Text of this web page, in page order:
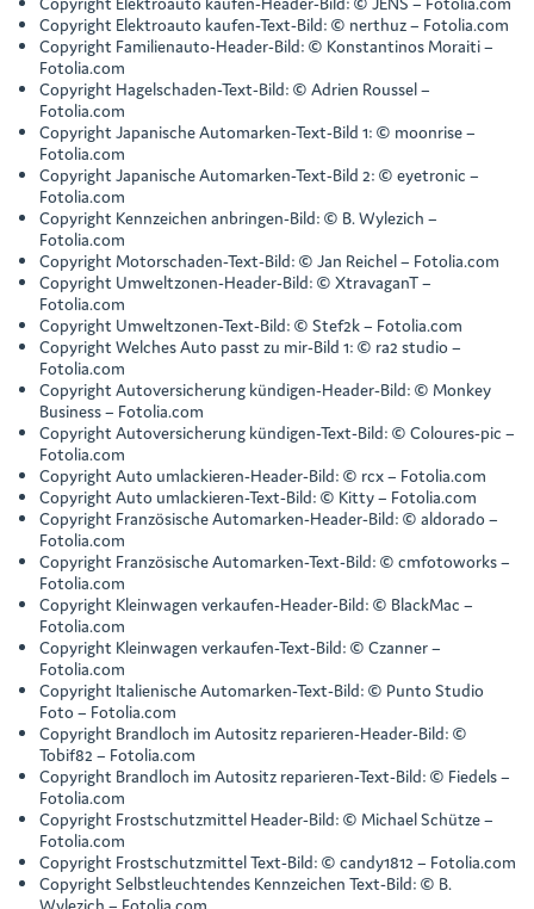
Copyright Elektroauto kaufen-Text-Bild: © nerthuz – Fotolia.com
Copyright Familienauto-Header-Bild: © Konstantinos Moraiti –
Fotolia.com
Copyright Hagelschaden-Text-Bild: © Adrien Roussel –
Fotolia.com
Copyright Japanische Automarken-Text-Bild 1: © moonrise –
Fotolia.com
Copyright Japanische Automarken-Text-Bild 2: © eyetronic –
Fotolia.com
Copyright Kennzeichen anbringen-Bild: © B. Wylezich –
Fotolia.com
Copyright Motorschaden-Text-Bild: © Jan Reichel – Fotolia.com
Copyright Umweltzonen-Header-Bild: © XtravaganT –
Fotolia.com
Copyright Umweltzonen-Text-Bild: © Stef2k – Fotolia.com
Copyright Welches Auto passt zu mir-Bild 1: © ra2 studio –
Fotolia.com
Copyright Autoversicherung kündigen-Header-Bild: © Monkey
Business – Fotolia.com
Copyright Autoversicherung kündigen-Text-Bild: © Coloures-pic –
Fotolia.com
Copyright Auto umlackieren-Header-Bild: © rcx – Fotolia.com
Copyright Auto umlackieren-Text-Bild: © Kitty – Fotolia.com
Copyright Französische Automarken-Header-Bild: © aldorado –
Fotolia.com
Copyright Französische Automarken-Text-Bild: © cmfotoworks –
Fotolia.com
Copyright Kleinwagen verkaufen-Header-Bild: © BlackMac –
Fotolia.com
Copyright Kleinwagen verkaufen-Text-Bild: © Czanner –
Fotolia.com
Copyright Italienische Automarken-Text-Bild: © Punto Studio
Foto – Fotolia.com
Copyright Brandloch im Autositz reparieren-Header-Bild: ©
Tobif82 – Fotolia.com
Copyright Brandloch im Autositz reparieren-Text-Bild: © Fiedels –
Fotolia.com
Copyright Frostschutzmittel Header-Bild: © Michael Schütze –
Fotolia.com
Copyright Frostschutzmittel Text-Bild: © candy1812 – Fotolia.com
Copyright Selbstleuchtendes Kennzeichen Text-Bild: © B.
Wylezich – Fotolia.com